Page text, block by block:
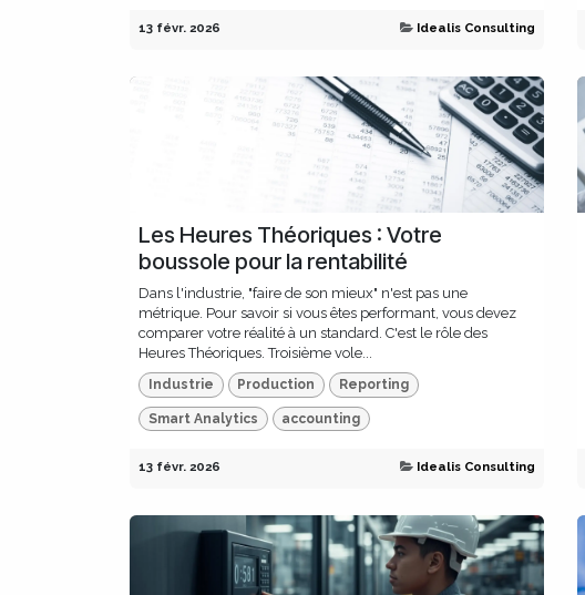
13 févr. 2026 Idealis Consulting
Les Heures Théoriques : Votre
boussole pour la rentabilité
Dans l'industrie, "faire de son mieux" n'est pas une
métrique. Pour savoir si vous êtes performant, vous devez
comparer votre réalité à un standard. C'est le rôle des
Heures Théoriques. Troisième vole...
Industrie Production Reporting
Smart Analytics accounting
13 févr. 2026 Idealis Consulting